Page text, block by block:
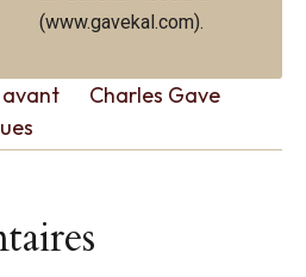
(www.gavekal.com).
avant
Charles Gave